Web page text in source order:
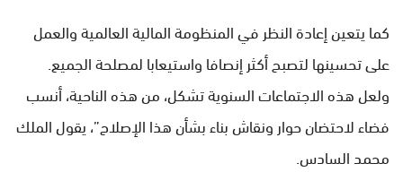
كما يتعين إعادة النظر في المنظومة المالية العالمية والعمل
على تحسينها لتصبح أكثر إنصافا واستيعابا لمصلحة الجميع.
ولعل هذه الاجتماعات السنوية تشكل، من هذه الناحية، أنسب
فضاء لاحتضان حوار ونقاش بناء بشأن هذا الإصلاح”، يقول الملك
محمد السادس.